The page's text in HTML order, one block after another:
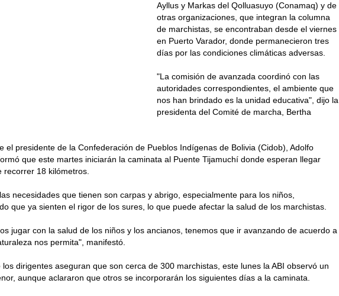
Ayllus y Markas del Qolluasuyo (Conamaq) y de
otras organizaciones, que integran la columna
de marchistas, se encontraban desde el viernes
en Puerto Varador, donde permanecieron tres
días por las condiciones climáticas adversas.
"La comisión de avanzada coordinó con las
autoridades correspondientes, el ambiente que
nos han brindado es la unidad educativa", dijo la
presidenta del Comité de marcha, Bertha
el presidente de la Confederación de Pueblos Indígenas de Bolivia (Cidob), Adolfo
que este martes iniciarán la caminata al Puente Tijamuchí donde esperan llegar
recorrer 18 kilómetros.
necesidades que tienen son carpas y abrigo, especialmente para los niños,
que ya sienten el rigor de los sures, lo que puede afectar la salud de los marchistas.
jugar con la salud de los niños y los ancianos, tenemos que ir avanzando de acuerdo a
nos permita", manifestó.
los dirigentes aseguran que son cerca de 300 marchistas, este lunes la ABI observó un
aunque aclararon que otros se incorporarán los siguientes días a la caminata.